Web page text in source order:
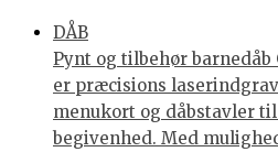
DÅB
Pynt og tilbehør
er præcisions
menukort og dåbstavler
begivenhed. Med